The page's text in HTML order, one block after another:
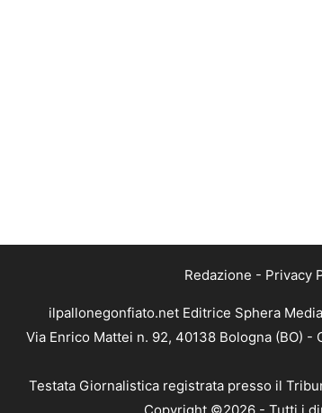
Redazione - Privacy
ilpallonegonfiato.net Editrice Sphera
Via Enrico Mattei n. 92, 40138 Bologna (BO) -
Testata Giornalistica registrata presso il